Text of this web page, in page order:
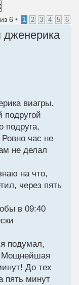
из 6 • 1 2 3 4 5 6
дженерика
виагры.
подругой
подруга,
час не
не делал
на что,
через пять
в 09:40
я подумал,
Мощнейшая
До тех
пять минут